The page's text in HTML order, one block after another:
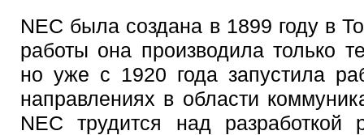
NEC была создана в 1899 году в
работы она производила только
но уже с 1920 года запустила
направлениях в области
NEC трудится над